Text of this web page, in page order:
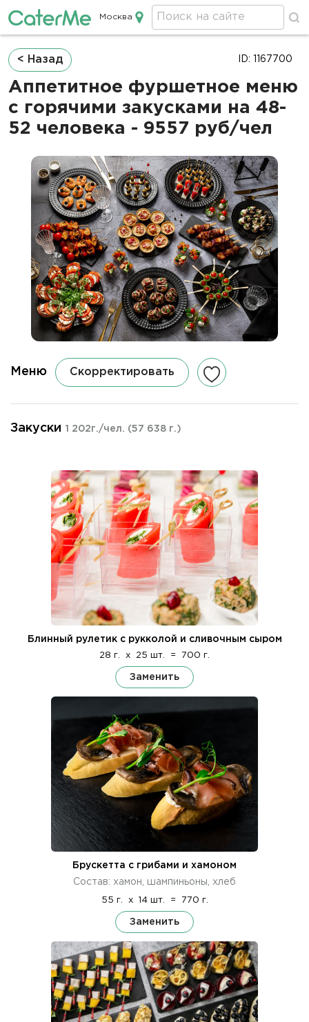
Кейтеринг в Москве
Москва
Строка
навигации
< Назад
Аппетитное фуршетное меню
c горячими закусками на 48-
52 человека - 9557 руб/чел
ID: 1167700
Меню Скорректировать
Закуски 1 202г./чел. (57 638 г.)
Блинный рулетик с рукколой и сливочным сыром
28 г. x 25 шт. = 700 г.
Заменить
Брускетта с грибами и хамоном
Состав: хамон, шампиньоны, хлеб
55 г. x 14 шт. = 770 г.
Заменить